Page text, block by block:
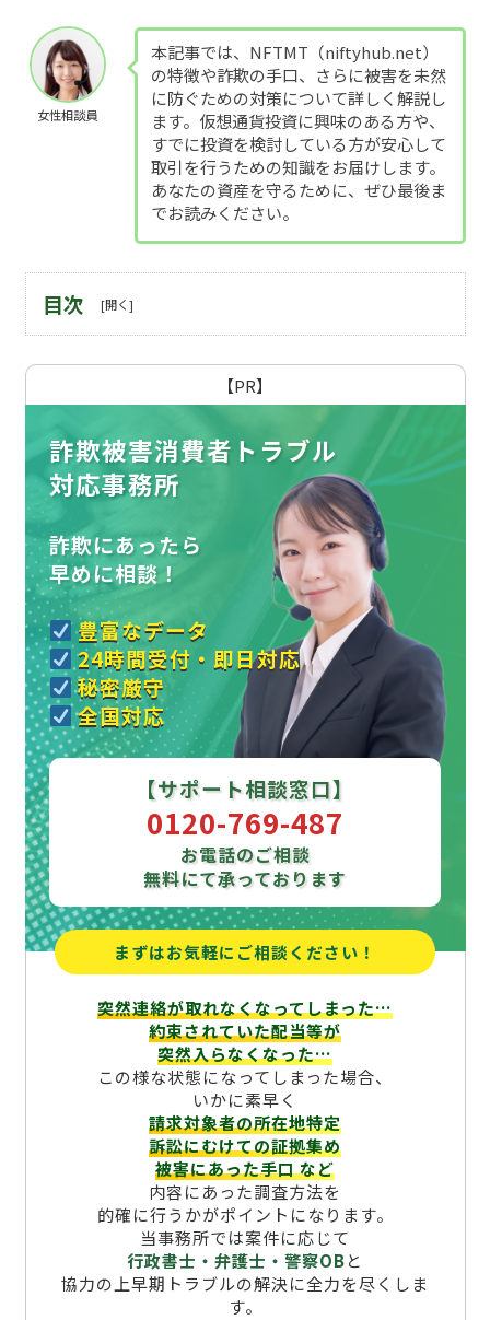
女性相談員
本記事では、NFTMT（niftyhub.net）
の特徴や詐欺の手口、さらに被害を未然
に防ぐための対策について詳しく解説し
ます。仮想通貨投資に興味のある方や、
すでに投資を検討している方が安心して
取引を行うための知識をお届けします。
あなたの資産を守るために、ぜひ最後ま
でお読みください。
目次
【PR】
詐欺被害消費者トラブル
対応事務所
詐欺にあったら
早めに相談！
豊富なデータ
24時間受付・即日対応
秘密厳守
全国対応
【サポート相談窓口】
0120-769-487
お電話のご相談
無料にて承っております
まずはお気軽にご相談ください！
突然連絡が取れなくなってしまった…
約束されていた配当等が
突然入らなくなった…
この様な状態になってしまった場合、
いかに素早く
請求対象者の所在地特定
訴訟にむけての証拠集め
被害にあった手口など
内容にあった調査方法を
的確に行うかがポイントになります。
当事務所では案件に応じて
行政書士・弁護士・警察OBと
協力の上早期トラブルの解決に全力を尽くしま
す。